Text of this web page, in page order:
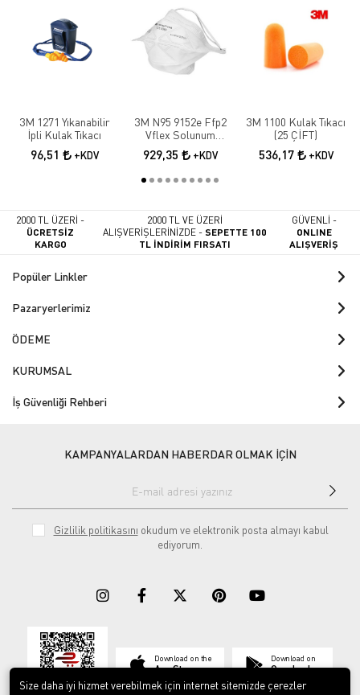
3M 1271 Yıkanabilir
İpli Kulak Tıkacı
96,51 +KDV
3M N95 9152e Ffp2
Vflex Solunum
Maskesi 10 Adet
929,35 +KDV
3M 1100 Kulak Tıkacı
(25 ÇİFT)
536,17 +KDV
2000 TL ÜZERİ -
ÜCRETSİZ
KARGO
2000 TL VE ÜZERİ
ALIŞVERİŞLERİNİZDE -SEPETTE 100
TL İNDİRİM FIRSATI
GÜVENLİ -
ONLINE
ALIŞVERİŞ
Popüler Linkler
Pazaryerlerimiz
ÖDEME
KURUMSAL
İş Güvenliği Rehberi
KAMPANYALARDAN HABERDAR OLMAK İÇİN
Gizlilik politikasını okudum ve elektronik posta almayı kabul
ediyorum.
Download on the
App Store
Download on
Google play
Size daha iyi hizmet verebilmek için internet sitemizde çerezler